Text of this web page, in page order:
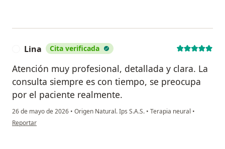
Lina Cita verificada
Atención muy profesional, detallada y clara. La
consulta siempre es con tiempo, se preocupa
por el paciente realmente.
26 de mayo de 2026 • Origen Natural. Ips S.A.S. • Terapia neural •
en opinión del usuario Lina
Reportar